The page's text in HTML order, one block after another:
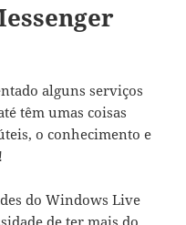
alguns serviços
têm umas coisas
o conhecimento e
do Windows Live